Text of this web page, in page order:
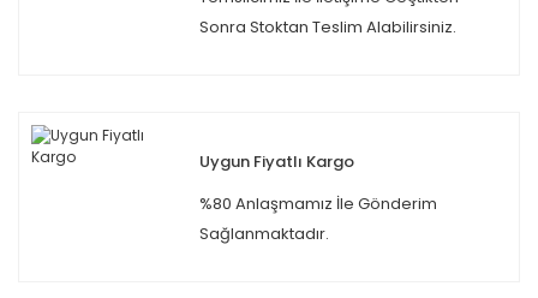
Sonra Stoktan Teslim Alabilirsiniz.
Uygun Fiyatlı Kargo
%80 Anlaşmamız İle Gönderim
Sağlanmaktadır.